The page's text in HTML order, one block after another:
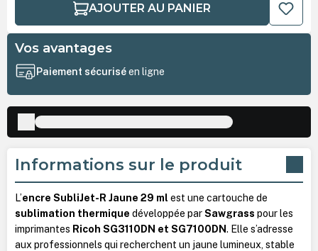
AJOUTER AU PANIER
Vos avantages
Paiement sécuriséen ligne
Informations sur le produit
L’encre SubliJet-R Jaune 29 ml est une cartouche de
sublimation thermique développée parSawgrass pour les
imprimantes Ricoh SG3110DN et SG7100DN. Elle s’adresse
aux professionnels qui recherchent un jaune lumineux, stable